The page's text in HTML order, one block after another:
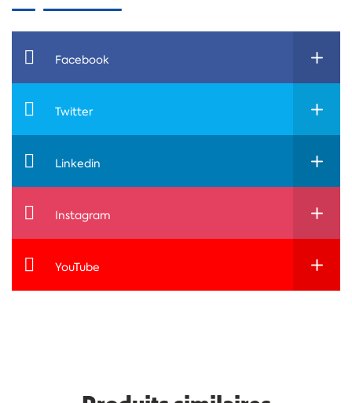
Facebook
Twitter
Linkedin
Instagram
YouTube